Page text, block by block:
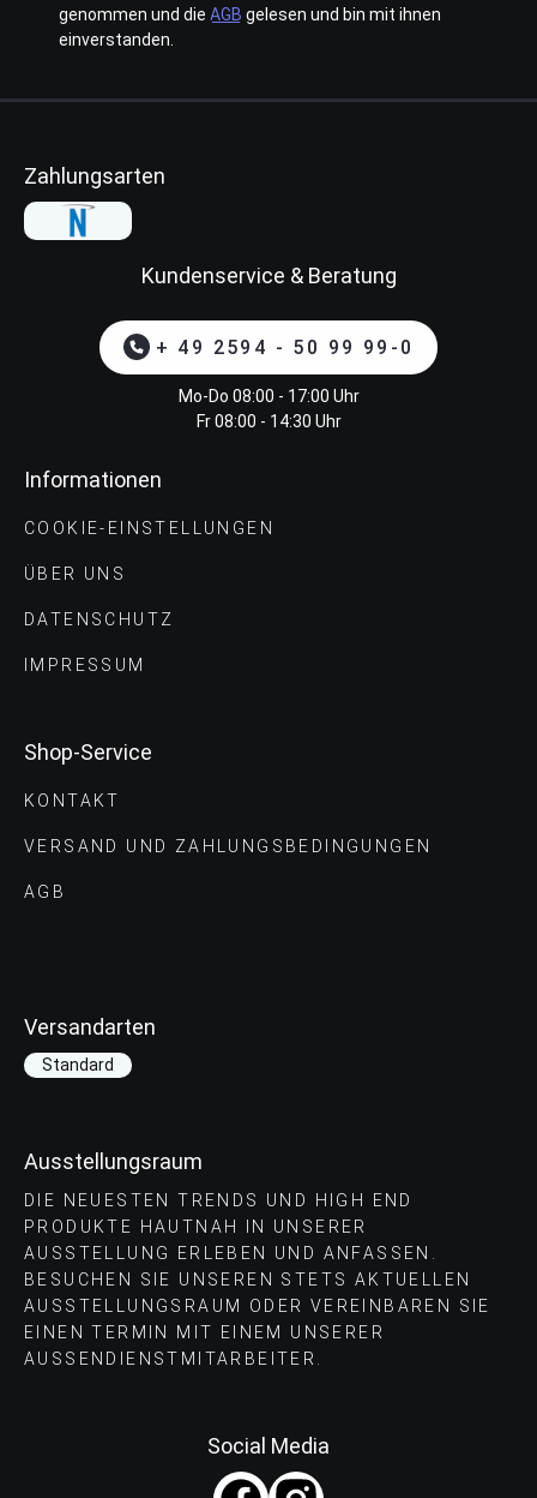
genommen und die AGB gelesen und bin mit ihnen
einverstanden.
Zahlungsarten
Kundenservice & Beratung
+ 49 2594 - 50 99 99-0
Mo-Do 08:00 - 17:00 Uhr
Fr 08:00 - 14:30 Uhr
Informationen
COOKIE-EINSTELLUNGEN
ÜBER UNS
DATENSCHUTZ
IMPRESSUM
Shop-Service
KONTAKT
VERSAND UND ZAHLUNGS­BEDINGUNGEN
AGB
Versandarten
Standard
Ausstellungsraum
DIE NEUESTEN TRENDS UND HIGH END
PRODUKTE HAUTNAH IN UNSERER
AUSSTELLUNG ERLEBEN UND ANFASSEN.
BESUCHEN SIE UNSEREN STETS AKTUELLEN
AUSSTELLUNGSRAUM ODER VEREINBAREN SIE
EINEN TERMIN MIT EINEM UNSERER
AUSSENDIENSTMITARBEITER.
Social Media